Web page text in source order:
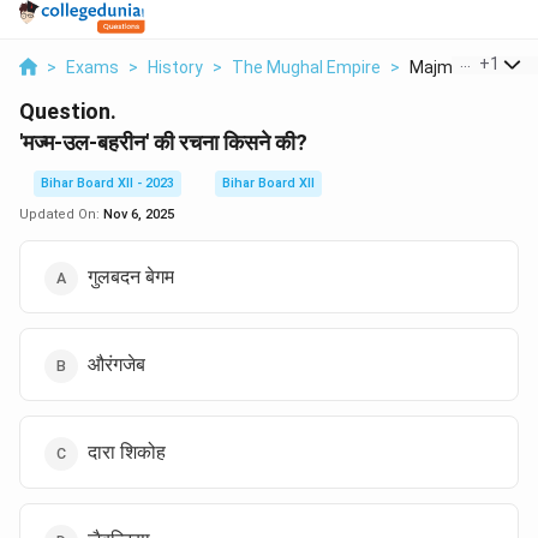
> Exams > History > The Mughal Empire > Majm Ul Bahrain
+1
Question.
'मज्म-उल-बहरीन' की रचना किसने की?
Bihar Board XII - 2023
Bihar Board XII
Updated On: Nov 6, 2025
गुलबदन बेगम
औरंगजेब
दारा शिकोह